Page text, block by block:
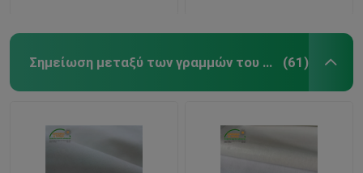
Σημείωση μεταξύ των γραμμών του κειμένου πουκάμισων (61)